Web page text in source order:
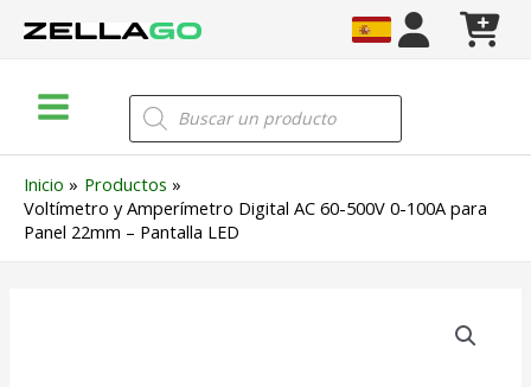
Menu
Búsqueda
de
productos
Inicio
Productos
Voltímetro y Amperímetro Digital AC 60-500V 0-100A para
Panel 22mm – Pantalla LED